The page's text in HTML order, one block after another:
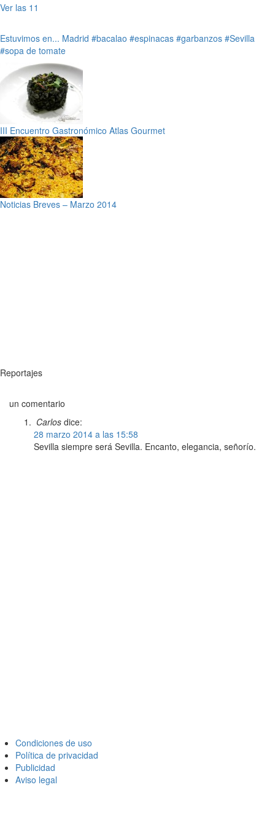
Ver las 11
Estuvimos en... Madrid #bacalao #espinacas #garbanzos #Sevilla
#sopa de tomate
III Encuentro Gastronómico Atlas Gourmet
Noticias Breves – Marzo 2014
Reportajes
un comentario
Carlos dice:
28 marzo 2014 a las 15:58
Sevilla siempre será Sevilla. Encanto, elegancia, señorío.
Condiciones de uso
Política de privacidad
Publicidad
Aviso legal